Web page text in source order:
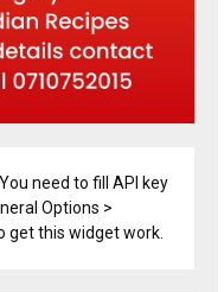
You need to fill API key
Options >
get this widget work.